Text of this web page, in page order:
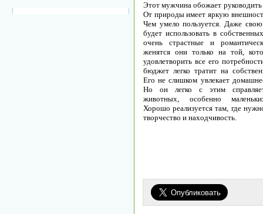
Этот мужчина обожает
От природы имеет яркую
Чем умело пользуется. Даже
будет использовать в
очень страстные и
женятся они только на той,
удовлетворить все его
бюджет легко тратит на
Его не слишком увлекает
Но он легко с этим
животных, особенно
Хорошо реализуется там, где
творчество и находчивость.